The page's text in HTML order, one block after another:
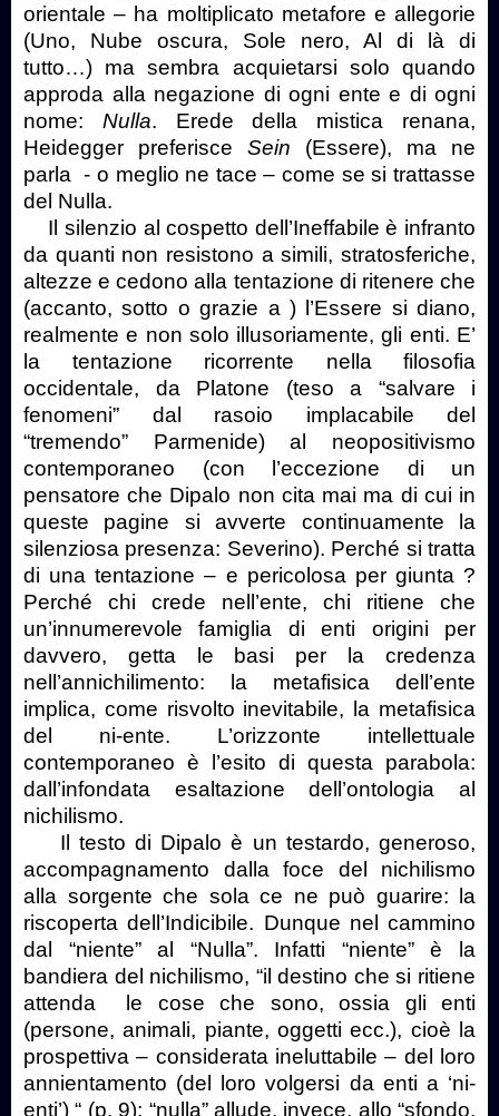
orientale – ha moltiplicato metafore e allegorie
(Uno, Nube oscura, Sole nero, Al di là di
tutto…) ma sembra acquietarsi solo quando
approda alla negazione di ogni ente e di ogni
nome: Nulla. Erede della mistica renana,
Heidegger preferisce Sein (Essere), ma ne
parla - o meglio ne tace – come se si trattasse
del Nulla.
Il silenzio al cospetto dell’Ineffabile è infranto
da quanti non resistono a simili, stratosferiche,
altezze e cedono alla tentazione di ritenere che
(accanto, sotto o grazie a ) l’Essere si diano,
realmente e non solo illusoriamente, gli enti. E’
la tentazione ricorrente nella filosofia
occidentale, da Platone (teso a “salvare i
fenomeni” dal rasoio implacabile del
“tremendo” Parmenide) al neopositivismo
contemporaneo (con l’eccezione di un
pensatore che Dipalo non cita mai ma di cui in
queste pagine si avverte continuamente la
silenziosa presenza: Severino). Perché si tratta
di una tentazione – e pericolosa per giunta ?
Perché chi crede nell’ente, chi ritiene che
un’innumerevole famiglia di enti origini per
davvero, getta le basi per la credenza
nell’annichilimento: la metafisica dell’ente
implica, come risvolto inevitabile, la metafisica
del ni-ente. L’orizzonte intellettuale
contemporaneo è l’esito di questa parabola:
dall’infondata esaltazione dell’ontologia al
nichilismo.
Il testo di Dipalo è un testardo, generoso,
accompagnamento dalla foce del nichilismo
alla sorgente che sola ce ne può guarire: la
riscoperta dell’Indicibile. Dunque nel cammino
dal “niente” al “Nulla”. Infatti “niente” è la
bandiera del nichilismo, “il destino che si ritiene
attenda
le cose che sono, ossia gli enti
(persone, animali, piante, oggetti ecc.), cioè la
prospettiva – considerata ineluttabile – del loro
annientamento (del loro volgersi da enti a ‘ni-
enti’) “ (p. 9); “nulla” allude, invece, allo “sfondo,